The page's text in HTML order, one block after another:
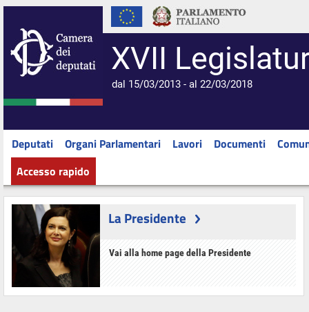
XVII
dal 15/03/2013 - al 22/03/2018
Deputati Organi Parlamentari Lavori Documenti
Accesso rapido
La Presidente
Vai alla home page della Presidente